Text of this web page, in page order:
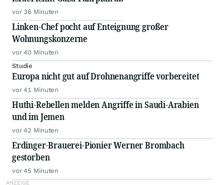
vor 36 Minuten
Linken-Chef pocht auf Enteignung großer
Wohnungskonzerne
vor 40 Minuten
Studie
Europa nicht gut auf Drohnenangriffe vorbereitet
vor 41 Minuten
Huthi-Rebellen melden Angriffe in Saudi-Arabien
und im Jemen
vor 42 Minuten
Erdinger-Brauerei-Pionier Werner Brombach
gestorben
vor 45 Minuten